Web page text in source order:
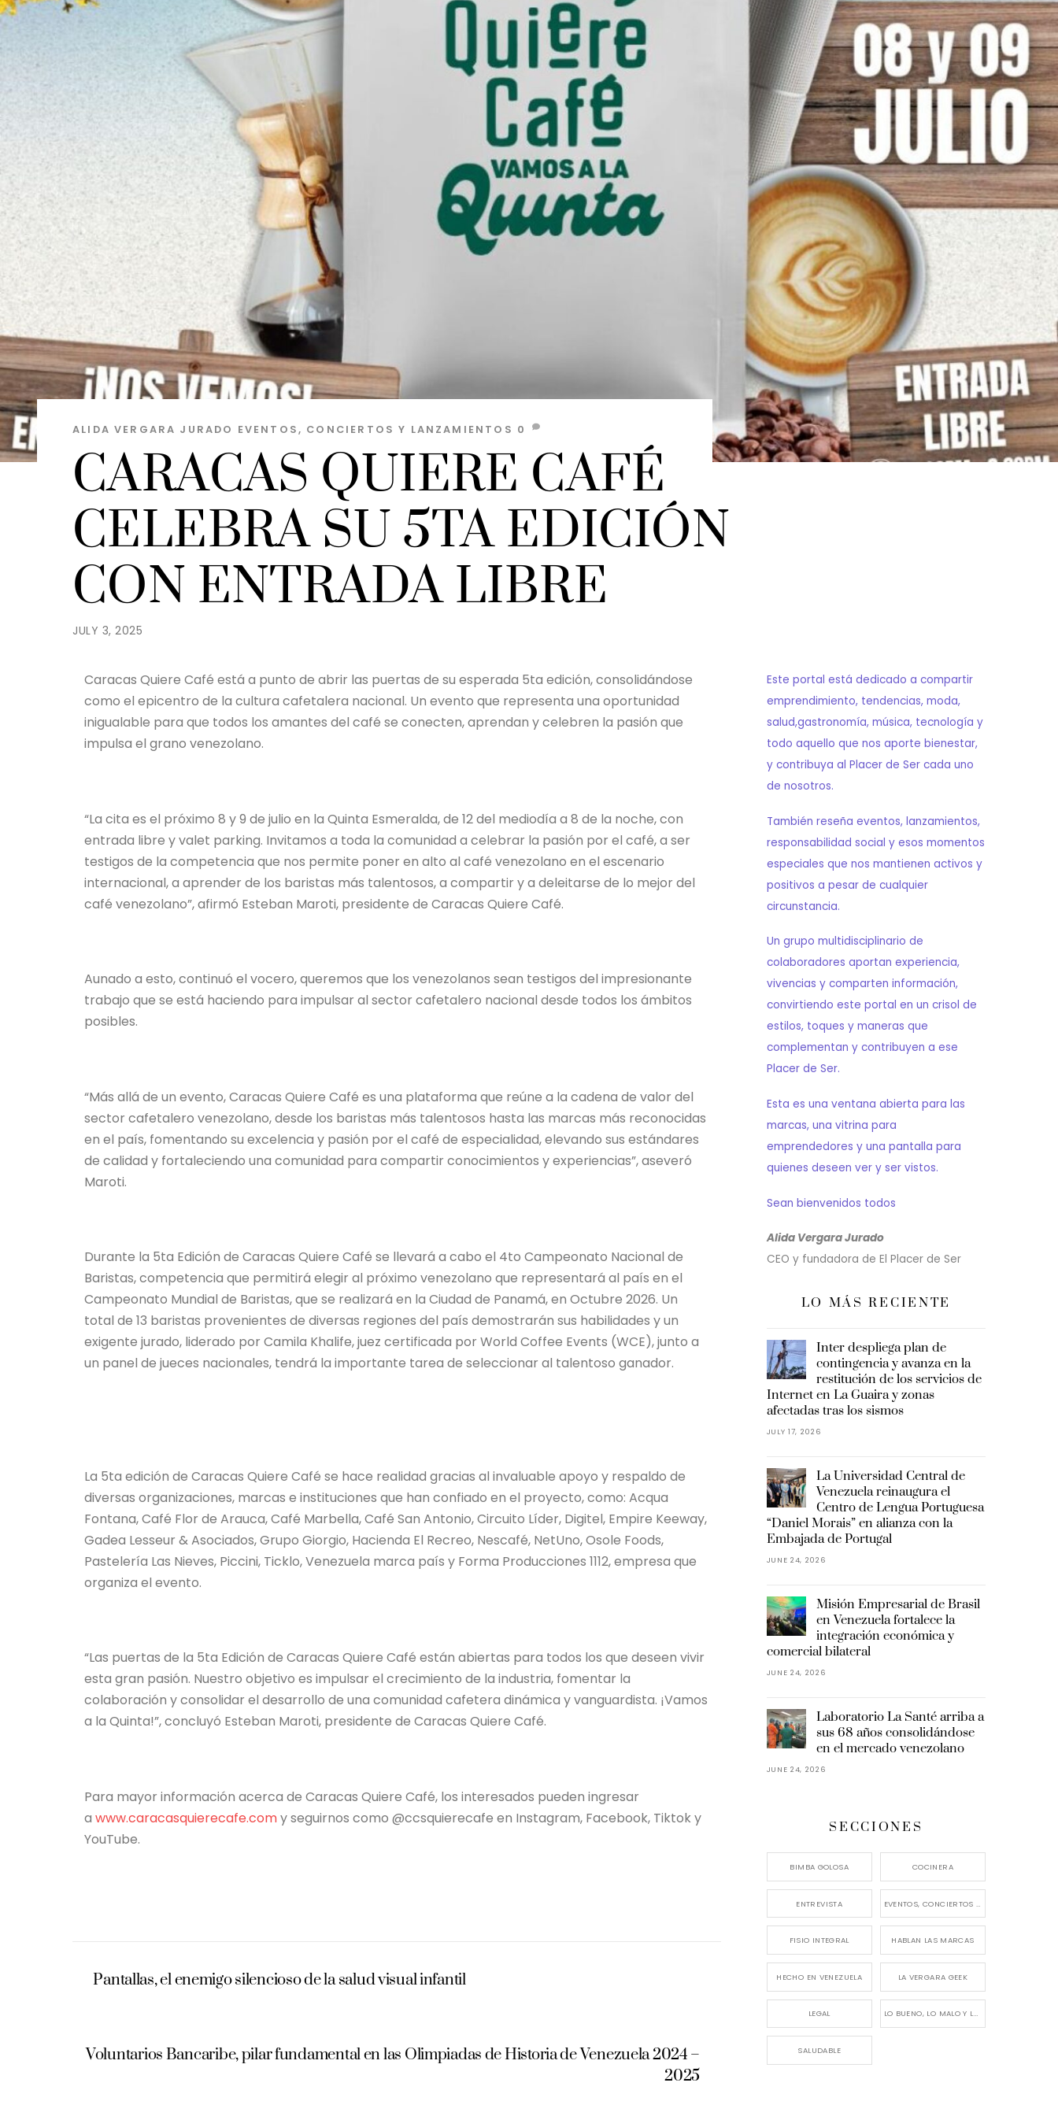
JULY 3, 2025
CARACAS QUIERE CAFÉ
CELEBRA SU 5TA EDICIÓN
CON ENTRADA LIBRE
ALIDA VERGARA JURADO EVENTOS, CONCIERTOS Y LANZAMIENTOS 0
Caracas Quiere Café está a punto de abrir las puertas de su esperada 5ta edición, consolidándose
como el epicentro de la cultura cafetalera nacional. Un evento que representa una oportunidad
inigualable para que todos los amantes del café se conecten, aprendan y celebren la pasión que
impulsa el grano venezolano.
“La cita es el próximo 8 y 9 de julio en la Quinta Esmeralda, de 12 del mediodía a 8 de la noche, con
entrada libre y valet parking. Invitamos a toda la comunidad a celebrar la pasión por el café, a ser
testigos de la competencia que nos permite poner en alto al café venezolano en el escenario
internacional, a aprender de los baristas más talentosos, a compartir y a deleitarse de lo mejor del
café venezolano”, afirmó Esteban Maroti, presidente de Caracas Quiere Café.
Aunado a esto, continuó el vocero, queremos que los venezolanos sean testigos del impresionante
trabajo que se está haciendo para impulsar al sector cafetalero nacional desde todos los ámbitos
posibles.
“Más allá de un evento, Caracas Quiere Café es una plataforma que reúne a la cadena de valor del
sector cafetalero venezolano, desde los baristas más talentosos hasta las marcas más reconocidas
en el país, fomentando su excelencia y pasión por el café de especialidad, elevando sus estándares
de calidad y fortaleciendo una comunidad para compartir conocimientos y experiencias”, aseveró
Maroti.
Durante la 5ta Edición de Caracas Quiere Café se llevará a cabo el 4to Campeonato Nacional de
Baristas, competencia que permitirá elegir al próximo venezolano que representará al país en el
Campeonato Mundial de Baristas, que se realizará en la Ciudad de Panamá, en Octubre 2026. Un
total de 13 baristas provenientes de diversas regiones del país demostrarán sus habilidades y un
exigente jurado, liderado por Camila Khalife, juez certificada por World Coffee Events (WCE), junto a
un panel de jueces nacionales, tendrá la importante tarea de seleccionar al talentoso ganador.
La 5ta edición de Caracas Quiere Café se hace realidad gracias al invaluable apoyo y respaldo de
diversas organizaciones, marcas e instituciones que han confiado en el proyecto, como: Acqua
Fontana, Café Flor de Arauca, Café Marbella, Café San Antonio, Circuito Líder, Digitel, Empire Keeway,
Gadea Lesseur & Asociados, Grupo Giorgio, Hacienda El Recreo, Nescafé, NetUno, Osole Foods,
Pastelería Las Nieves, Piccini, Ticklo, Venezuela marca país y Forma Producciones 1112, empresa que
organiza el evento.
“Las puertas de la 5ta Edición de Caracas Quiere Café están abiertas para todos los que deseen vivir
esta gran pasión. Nuestro objetivo es impulsar el crecimiento de la industria, fomentar la
colaboración y consolidar el desarrollo de una comunidad cafetera dinámica y vanguardista. ¡Vamos
a la Quinta!”, concluyó Esteban Maroti, presidente de Caracas Quiere Café.
Para mayor información acerca de Caracas Quiere Café, los interesados pueden ingresar
a www.caracasquierecafe.comy seguirnos como @ccsquierecafe en Instagram, Facebook, Tiktok y
YouTube.
Pantallas, el enemigo silencioso de la salud visual infantil
Voluntarios Bancaribe, pilar fundamental en las Olimpiadas de Historia de Venezuela 2024 –
2025
Este portal está dedicado a compartir
emprendimiento, tendencias, moda,
salud,gastronomía, música, tecnología y
todo aquello que nos aporte bienestar,
y contribuya al Placer de Ser cada uno
de nosotros.
También reseña eventos, lanzamientos,
responsabilidad social y esos momentos
especiales que nos mantienen activos y
positivos a pesar de cualquier
circunstancia.
Un grupo multidisciplinario de
colaboradores aportan experiencia,
vivencias y comparten información,
convirtiendo este portal en un crisol de
estilos, toques y maneras que
complementan y contribuyen a ese
Placer de Ser.
Esta es una ventana abierta para las
marcas, una vitrina para
emprendedores y una pantalla para
quienes deseen ver y ser vistos.
Sean bienvenidos todos
Alida Vergara Jurado
CEO y fundadora de El Placer de Ser
LO MÁS RECIENTE
Inter despliega plan de
contingencia y avanza en la
restitución de los servicios de
Internet en La Guaira y zonas
afectadas tras los sismos
JULY 17, 2026
La Universidad Central de
Venezuela reinaugura el
Centro de Lengua Portuguesa
“Daniel Morais” en alianza con la
Embajada de Portugal
JUNE 24, 2026
Misión Empresarial de Brasil
en Venezuela fortalece la
integración económica y
comercial bilateral
JUNE 24, 2026
Laboratorio La Santé arriba a
sus 68 años consolidándose
en el mercado venezolano
JUNE 24, 2026
SECCIONES
BIMBA GOLOSA COCINERA
ENTREVISTA
FISIO INTEGRAL HABLAN LAS MARCAS
HECHO EN VENEZUELA LA VERGARA GEEK
LEGAL LO BUENO, LO MALO Y LO FEO
SALUDABLE